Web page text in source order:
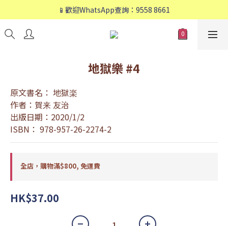
📱歡迎WhatsApp查詢：9558 8661
📱歡迎WhatsApp查詢：9558 8661
❤️會員專享：🛍購物滿💰HK$800，🚚免運費❤️
地獄樂 #4
原文書名： 地獄楽
作者：賀来 友治
出版日期：2020/1/2
ISBN： 978-957-26-2274-2
全店，購物滿$800, 免運費
HK$37.00